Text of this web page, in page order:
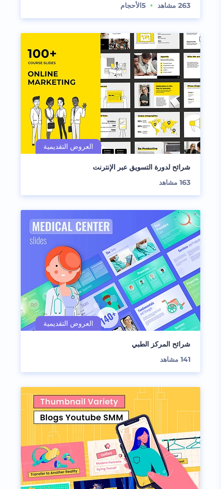
263 مشاهد 5الأحجام
شرائح لدورة التسويق عبر الإنترنت
163 مشاهد
شرائح المركز الطبي
141 مشاهد